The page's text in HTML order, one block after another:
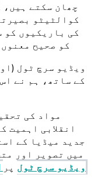
چھان سکتے ہیں،
کوالٹیٹو
کی باریکیوں کو
کو صحیح
کے ساتھ، ہم نے
انقلابی اہمیت
جدید میڈیا کے
میں تصویر اور
AI ویڈیو سرچ ٹول پر